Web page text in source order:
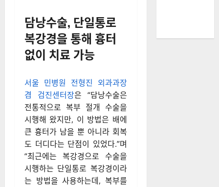
담낭수술, 단일통로
복강경을 통해 흉터
없이 치료 가능
서울 민병원 전형진 외과과장
겸 검진센터장은 “담낭수술은
전통적으로 복부 절개 수술을
시행해 왔지만, 이 방법은 배에
큰 흉터가 남을 뿐 아니라 회복
도 더디다는 단점이 있었다.”며
“최근에는 복강경으로 수술을
시행하는 단일통로 복강경이라
는 방법을 사용하는데, 복부를